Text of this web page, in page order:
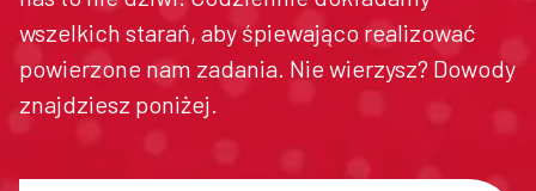
wszelkich starań, aby śpiewająco realizować
powierzone nam zadania. Nie wierzysz? Dowody
znajdziesz poniżej.